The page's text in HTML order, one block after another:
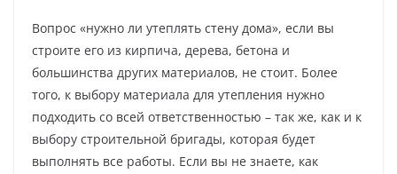
Вопрос «нужно ли утеплять стену дома», если вы
строите его из кирпича, дерева, бетона и
большинства других материалов, не стоит. Более
того, к выбору материала для утепления нужно
подходить со всей ответственностью – так же, как и к
выбору строительной бригады, которая будет
выполнять все работы. Если вы не знаете, как